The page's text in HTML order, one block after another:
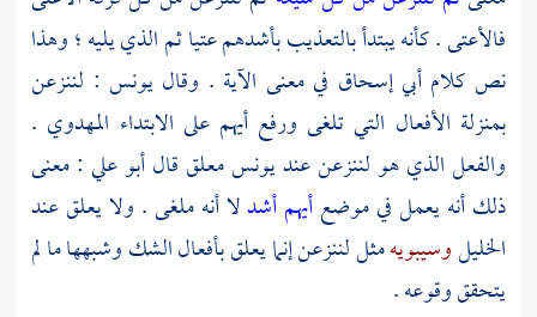
فالأعتى . كأنه يبتدأ بالتعذيب بأشدهم عتيا ثم الذي يليه ؛ وهذا
نص كلامأبي إسحاق في معنى الآية . وقال يونس : لننزعن
بمنزلة الأفعال التي تلغى ورفع أيهم على الابتداء المهدوي .
والفعل الذي هو لننزعن عنديونسمعلق قالأبو علي : معنى
ذلك أنه يعمل في موضعأيهم أشدلا أنه ملغى . ولا يعلق عند
الخليلوسيبويهمثل لننزعن إنما يعلق بأفعال الشك وشبهها ما لم
يتحقق وقوعه .